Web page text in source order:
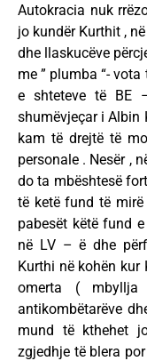
Autokracia nuk
jo kundër Kurthit ,
dhe llaskucëve
me ” plumba “-
e shteteve të BE
shumëvjeçar i Albin
kam të drejtë të
personale . Nesër ,
do ta mbështesë
të ketë fund të
pabesët këtë fund
në LV – ë dhe
Kurthi në kohën kur
omerta (
antikombëtarëve
mund të kthehet
zgjedhje të blera